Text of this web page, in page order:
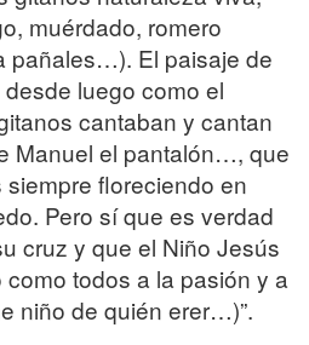
muérdado, romero
pañales…). El paisaje de
luego como el
cantaban y cantan
Manuel el pantalón…, que
floreciendo en
Pero sí que es verdad
cruz y que el Niño Jesús
todos a la pasión y a
niño de quién erer…)”.